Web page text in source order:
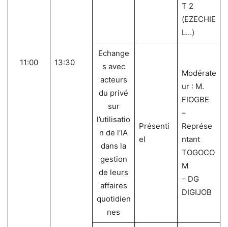
11:00 13:30
T 2
(EZECHIE
L…)
Echange
s avec
acteurs
du privé
sur
l’utilisatio
n de l’IA
dans la
gestion
de leurs
affaires
quotidien
nes
Présenti
el
Modérate
ur : M.
FIOGBE
–
Représe
ntant
TOGOCO
M
– DG
DIGIJOB